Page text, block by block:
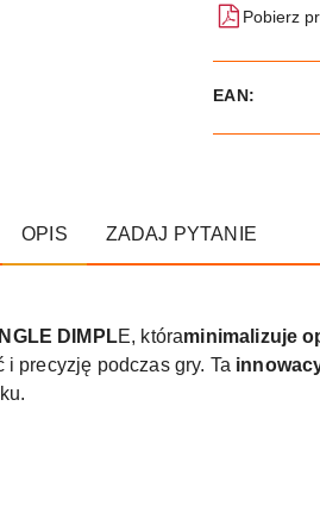
Pobierz
EAN:
OPIS ZADAJ PYTANIE
DIMPLE, któraminimalizuje
precyzję podczas gry. Ta